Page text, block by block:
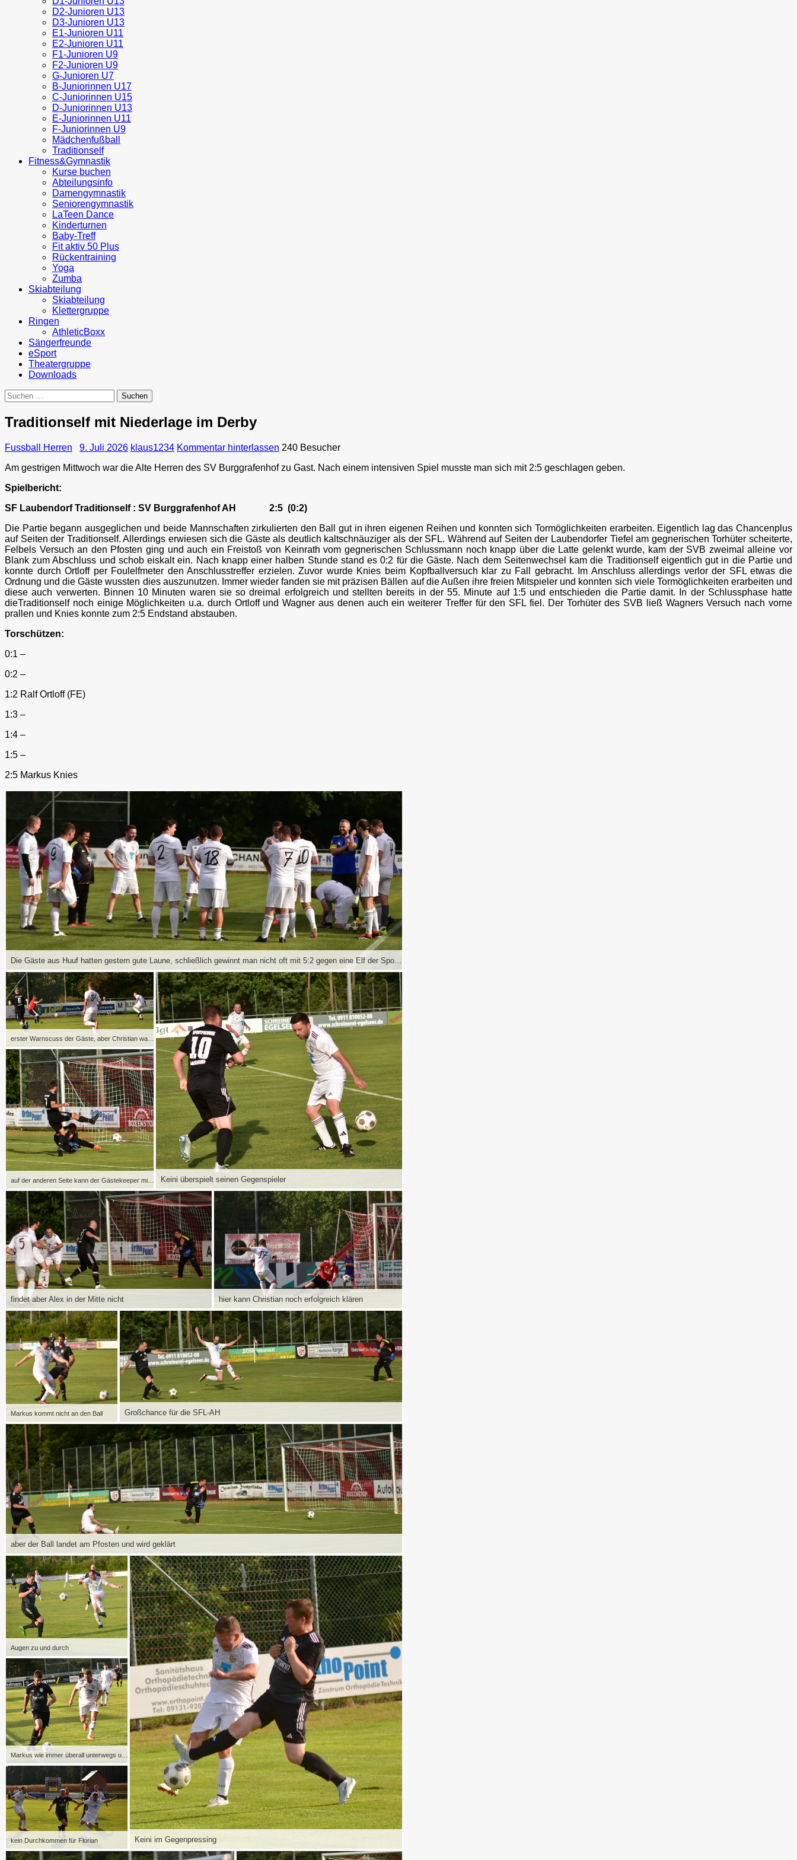
D2-Junioren U13
D3-Junioren U13
E1-Junioren U11
E2-Junioren U11
F1-Junioren U9
F2-Junioren U9
G-Junioren U7
B-Juniorinnen U17
C-Juniorinnen U15
D-Juniorinnen U13
E-Juniorinnen U11
F-Juniorinnen U9
Mädchenfußball
Traditionself
Fitness&Gymnastik
Kurse buchen
Abteilungsinfo
Damengymnastik
Seniorengymnastik
LaTeen Dance
Kinderturnen
Baby-Treff
Fit aktiv 50 Plus
Rückentraining
Yoga
Zumba
Skiabteilung
Skiabteilung
Klettergruppe
Ringen
AthleticBoxx
Sängerfreunde
eSport
Theatergruppe
Downloads
Suchen
nach:
Traditionself mit Niederlage im Derby
Fussball Herren 9. Juli 2026 klaus1234 Kommentar hinterlassen 240 Besucher
Am gestrigen Mittwoch war die Alte Herren des SV Burggrafenhof zu Gast. Nach einem intensiven Spiel musste man sich mit 2:5 geschlagen geben.
Spielbericht:
SF Laubendorf Traditionself : SV Burggrafenhof AH 2:5 (0:2)
Die Partie begann ausgeglichen und beide Mannschaften zirkulierten den Ball gut in ihren eigenen Reihen und konnten sich Tormöglichkeiten erarbeiten. Eigentlich lag das Chancenplus
auf Seiten der Traditionself. Allerdings erwiesen sich die Gäste als deutlich kaltschnäuziger als der SFL. Während auf Seiten der Laubendorfer Tiefel am gegnerischen Torhüter scheiterte,
Felbels Versuch an den Pfosten ging und auch ein Freistoß von Keinrath vom gegnerischen Schlussmann noch knapp über die Latte gelenkt wurde, kam der SVB zweimal alleine vor
Blank zum Abschluss und schob eiskalt ein. Nach knapp einer halben Stunde stand es 0:2 für die Gäste. Nach dem Seitenwechsel kam die Traditionself eigentlich gut in die Partie und
konnte durch Ortloff per Foulelfmeter den Anschlusstreffer erzielen. Zuvor wurde Knies beim Kopfballversuch klar zu Fall gebracht. Im Anschluss allerdings verlor der SFL etwas die
Ordnung und die Gäste wussten dies auszunutzen. Immer wieder fanden sie mit präzisen Bällen auf die Außen ihre freien Mitspieler und konnten sich viele Tormöglichkeiten erarbeiten und
diese auch verwerten. Binnen 10 Minuten waren sie so dreimal erfolgreich und stellten bereits in der 55. Minute auf 1:5 und entschieden die Partie damit. In der Schlussphase hatte
dieTraditionself noch einige Möglichkeiten u.a. durch Ortloff und Wagner aus denen auch ein weiterer Treffer für den SFL fiel. Der Torhüter des SVB ließ Wagners Versuch nach vorne
prallen und Knies konnte zum 2:5 Endstand abstauben.
Torschützen:
0:1 –
0:2 –
1:2 Ralf Ortloff (FE)
1:3 –
1:4 –
1:5 –
2:5 Markus Knies
Keini überspielt seinen Gegenspieler
findet aber Alex in der Mitte nicht hier kann Christian noch erfolgreich klären
Markus kommt nicht an den Ball Großchance für die SFL-AH
aber der Ball landet am Pfosten und wird geklärt
Augen zu und durch
kein Durchkommen für Florian Keini im Gegenpressing